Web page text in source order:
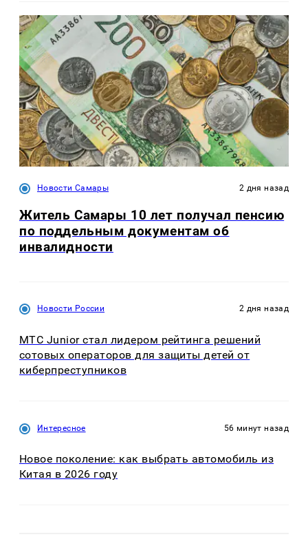
Новости Самары 2 дня назад
Житель Самары 10 лет получал пенсию
по поддельным документам об
инвалидности
Новости России 2 дня назад
МТС Junior стал лидером рейтинга решений
сотовых операторов для защиты детей от
киберпреступников
Интересное 56 минут назад
Новое поколение: как выбрать автомобиль из
Китая в 2026 году